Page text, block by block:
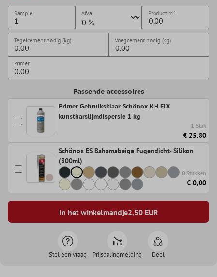
Sample Afval Productm²
Tegelcement nodig (kg) Voegcement nodig (kg)
Primer
Passende accessoires
Primer Gebruiksklaar Schönox KH FIX
kunstharslijmdispersie 1 kg
1 Stuk
€ 25,80
Schönox ES Bahamabeige Fugendicht- Silikon
(300ml)
0 Stukken
€ 0,00
In het winkelmandje2,50EUR
Stel een vraag Prijsdalingmelding Deel